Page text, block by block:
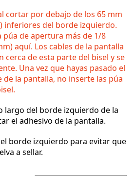
cortar por debajo de los 65 mm
inferiores del borde izquierdo.
púa de apertura más de 1/8
aquí. Los cables de la pantalla
cerca de esta parte del bisel y se
Una vez que hayas pasado el
de la pantalla, no inserte las púa
largo del borde izquierdo de la
el adhesivo de la pantalla.
borde izquierdo para evitar que
a sellar.